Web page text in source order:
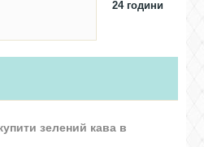
24 години
зелений кава в